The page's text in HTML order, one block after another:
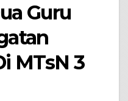
Guru
MTsN 3